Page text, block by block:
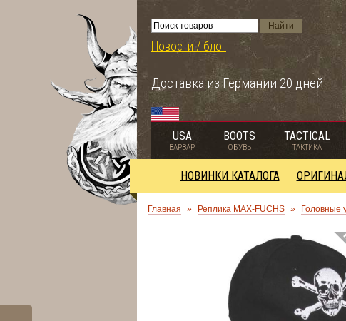
Новости / блог
Доставка из Германии 20 дней
USA
ВАРВАР
BOOTS
ОБУВЬ
TACTICAL
ТАКТИКА
НОВИНКИ КАТАЛОГА
Главная » Реплика MAX-FUCHS » Головные